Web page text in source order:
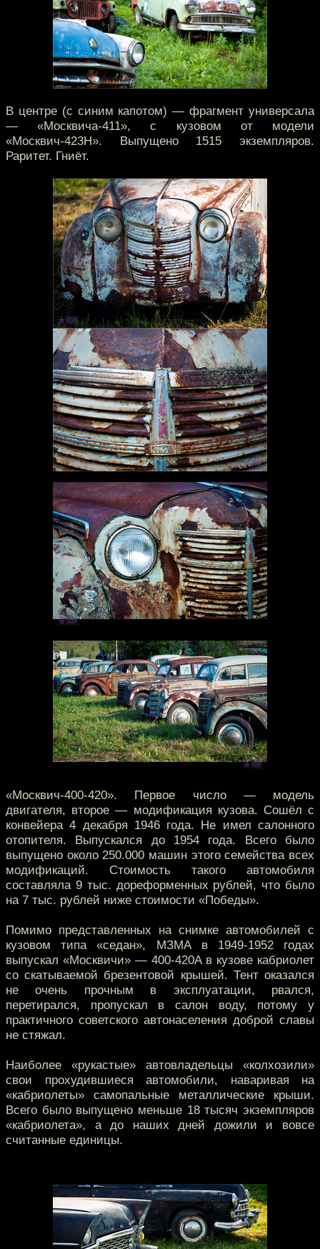
В центре (с синим капотом) — фрагмент универсала
— «Москвича-411», с кузовом от модели
«Москвич-423Н». Выпущено 1515 экземпляров.
Раритет. Гниёт.
«Москвич-400-420». Первое число — модель
двигателя, второе — модификация кузова. Сошёл с
конвейера 4 декабря 1946 года. Не имел салонного
отопителя. Выпускался до 1954 года. Всего было
выпущено около 250.000 машин этого семейства всех
модификаций. Стоимость такого автомобиля
составляла 9 тыс. дореформенных рублей, что было
на 7 тыс. рублей ниже стоимости «Победы».
Помимо представленных на снимке автомобилей с
кузовом типа «седан», МЗМА в 1949-1952 годах
выпускал «Москвичи» — 400-420А в кузове кабриолет
со скатываемой брезентовой крышей. Тент оказался
не очень прочным в эксплуатации, рвался,
перетирался, пропускал в салон воду, потому у
практичного советского автонаселения доброй славы
не стяжал.
Наиболее «рукастые» автовладельцы «колхозили»
свои прохудившиеся автомобили, наваривая на
«кабриолеты» самопальные металлические крыши.
Всего было выпущено меньше 18 тысяч экземпляров
«кабриолета», а до наших дней дожили и вовсе
считанные единицы.